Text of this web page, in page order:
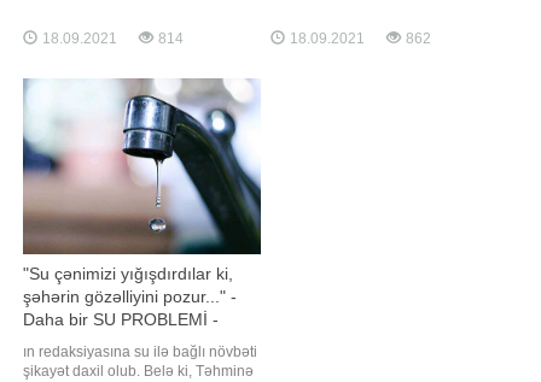
çərçivəsində burada keçiriləcək
Üzeyir Hacıbəyli XII Beynəlxalq
bəstəkarın ölməz əsərlərini 29 ildən
sonra işğaldan azad edilən Üzeyir
18.09.2021 814
yatmaq olmaz. -a istinadən xəbər
verir ki, ekspert səbəb kimi
18.09.2021 862
"Su çənimizi yığışdırdılar ki,
şəhərin gözəlliyini pozur..." -
Daha bir SU PROBLEMİ -
ŞİKAYƏT - AÇIQLAMA
ın redaksiyasına su ilə bağlı növbəti
şikayət daxil olub. Belə ki, Təhminə